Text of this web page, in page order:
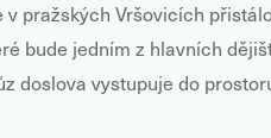
v pražských Vršovicích
bude jedním z hlavních
doslova vystupuje do